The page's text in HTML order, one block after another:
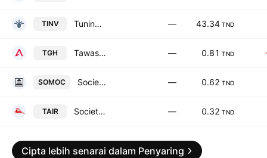
TINV Tuninvest SICAR SA — 43.34 TND
TGH Tawasol Group Holding SA — 0.81 TND
SOMOC Societe moderne de ceramique SA — 0.62 TND
TAIR Societe Tunisienne de l'Air SA — 0.32 TND
Cipta lebih senarai dalam Penyaring